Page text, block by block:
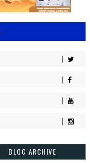
BLOG ARCHIVE